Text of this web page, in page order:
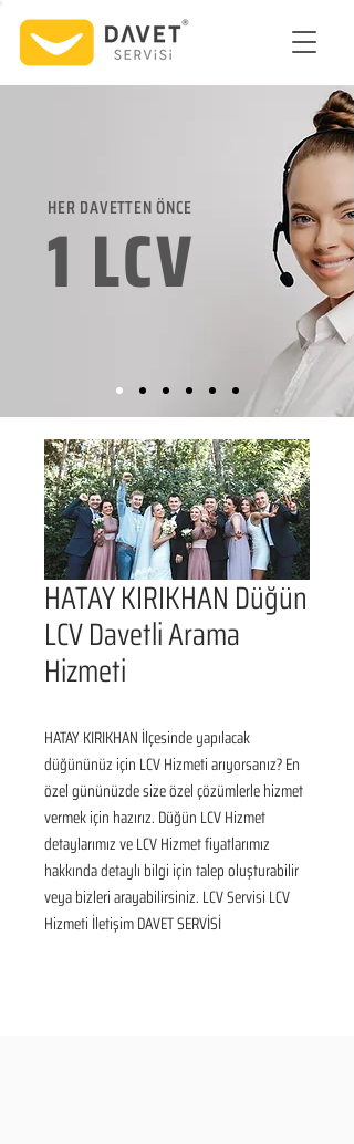
HER DAVETTEN ÖNCE
1 LCV
HATAY KIRIKHAN Düğün
LCV Davetli Arama
Hizmeti
HATAY KIRIKHAN İlçesinde yapılacak
düğününüz için LCV Hizmeti arıyorsanız? En
özel gününüzde size özel çözümlerle hizmet
vermek için hazırız. Düğün LCV Hizmet
detaylarımız ve LCV Hizmet fiyatlarımız
hakkında detaylı bilgi için talep oluşturabilir
veya bizleri arayabilirsiniz. LCV Servisi LCV
Hizmeti İletişim DAVET SERVİSİ